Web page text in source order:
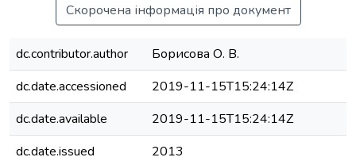
Скорочена інформація про документ
dc.contributor.author
Борисова О. В.
dc.date.accessioned
2019-11-15T15:24:14Z
dc.date.available
2019-11-15T15:24:14Z
dc.date.issued
2013